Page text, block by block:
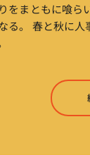
をまともに喰ら
る。 春と秋に